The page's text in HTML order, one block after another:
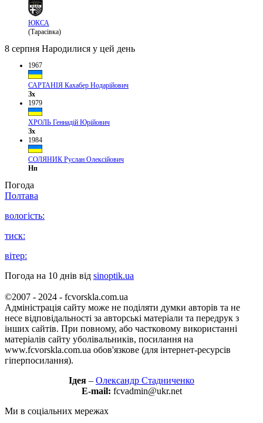
ЮКСА
(Тарасівка)
8 серпня Народилися у цей день
1967
САРТАНІЯ Кахабер Нодарійович
Зх
1979
ХРОЛЬ Геннадій Юрійович
Зх
1984
СОЛЯНИК Руслан Олексійович
Нп
Погода
Полтава
вологість:
тиск:
вітер:
Погода на 10 днів від sinoptik.ua
©2007 - 2024 - fcvorskla.com.ua
Адміністрація сайту може не поділяти думки авторів та не
несе відповідальності за авторські матеріали та передрук з
інших сайтів. При повному, або частковому використанні
матеріалів сайту уболівальників, посилання на
www.fcvorskla.com.ua обов'язкове (для інтернет-ресурсів
гіперпосилання).
Ідея – Олександр Стадниченко
E-mail: fcvadmin@ukr.net
Ми в соціальних мережах